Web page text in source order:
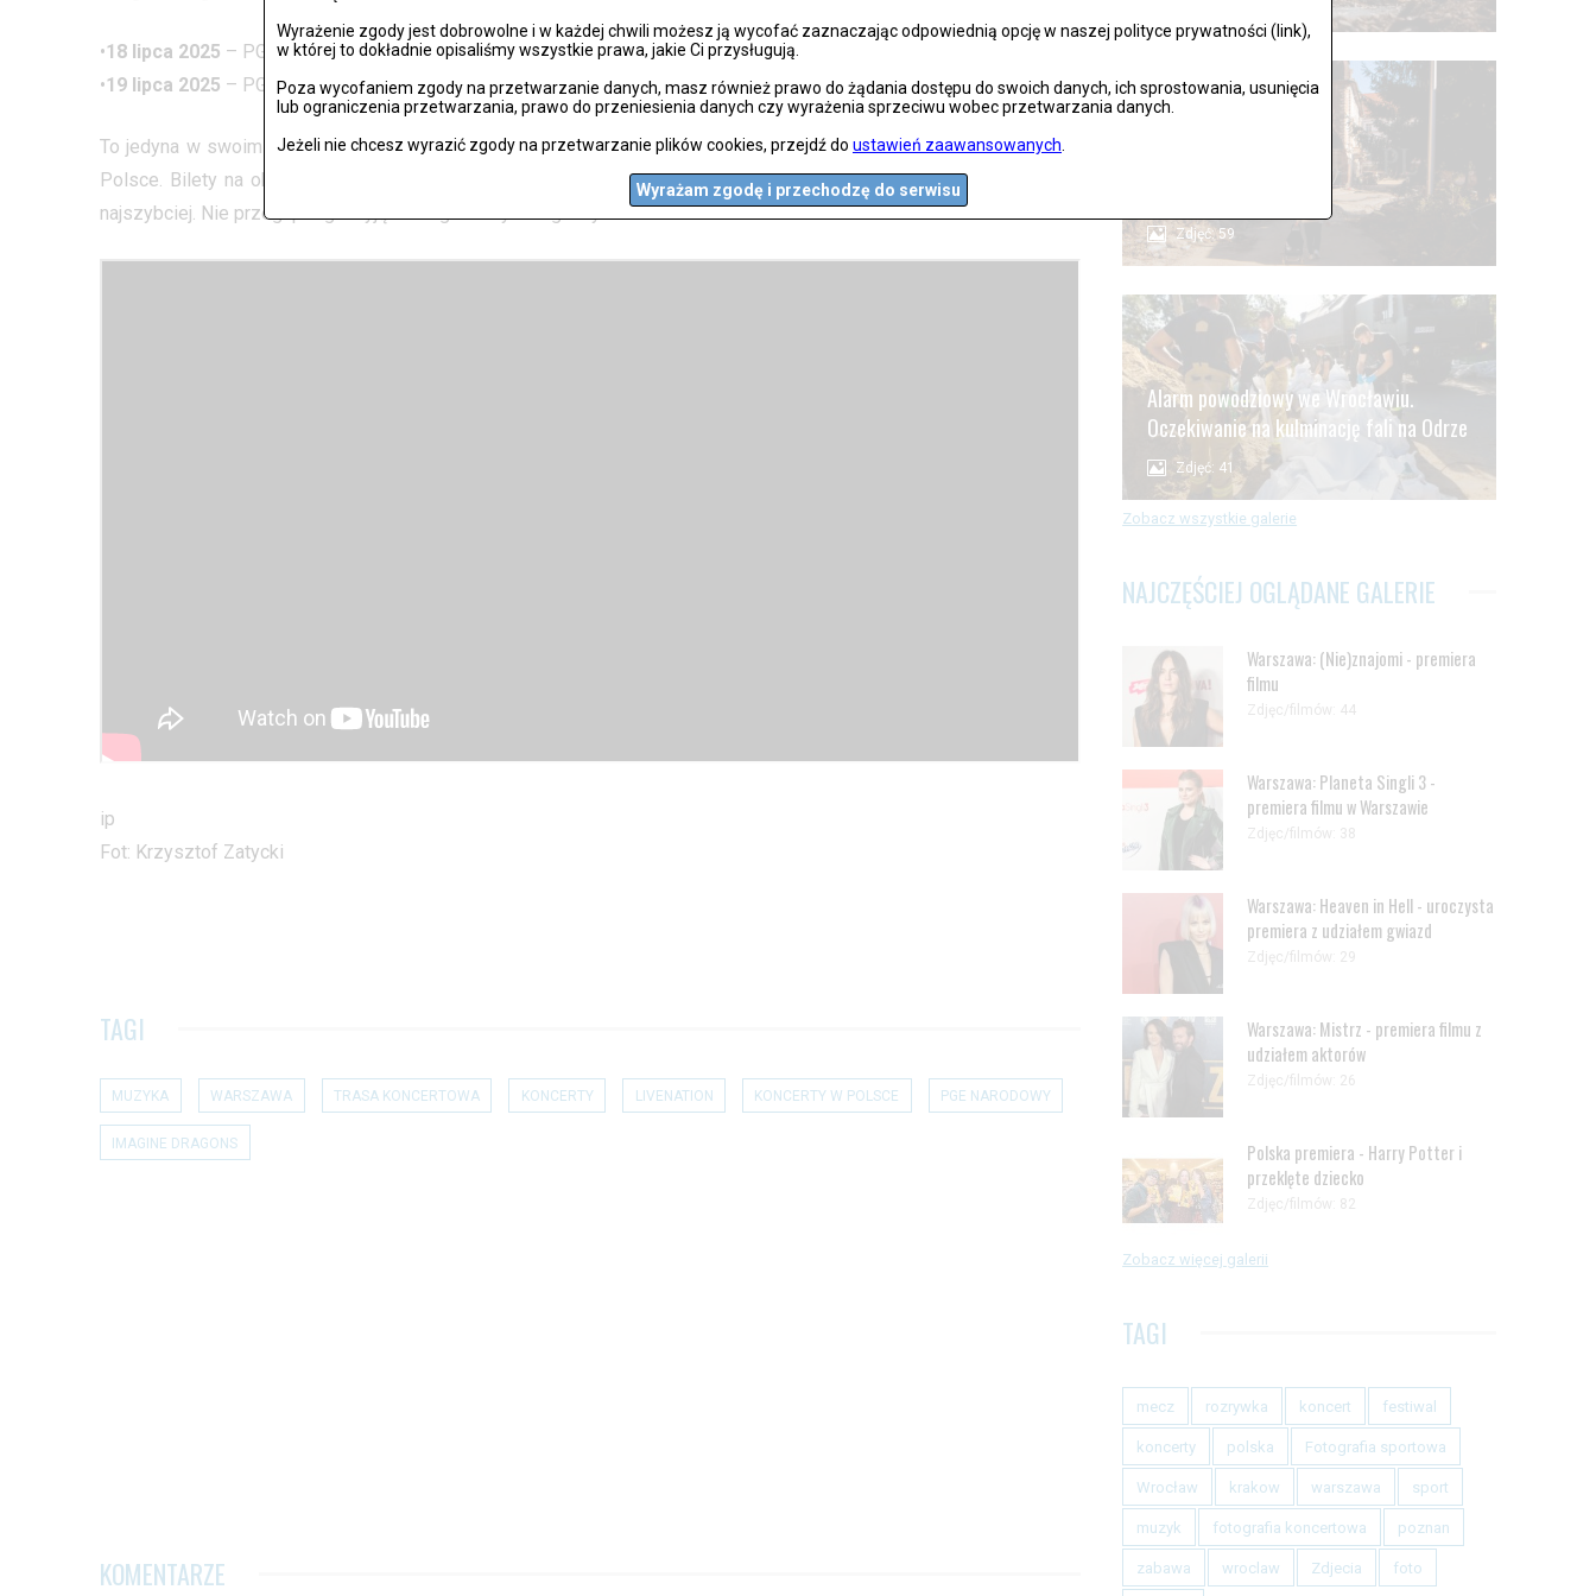
Wyrażenie zgody jest dobrowolne i w każdej chwili możesz ją wycofać zaznaczając odpowiednią opcję w naszej polityce prywatności (link),
w której to dokładnie opisaliśmy wszystkie prawa, jakie Ci przysługują.
Poza wycofaniem zgody na przetwarzanie danych, masz również prawo do żądania dostępu do swoich danych, ich sprostowania, usunięcia
lub ograniczenia przetwarzania, prawo do przeniesienia danych czy wyrażenia sprzeciwu wobec przetwarzania danych.
Jeżeli nie chcesz wyrazić zgody na przetwarzanie plików cookies, przejdź do ustawień zaawansowanych
Wyrażam zgodę i przechodzę do serwisu
•18 lipca 2025 – PGE Narodowy, Warszawa
•19 lipca 2025 – PGE Narodowy, Warszawa (dodatkowy koncert)
To jedyna w swoim rodzaju okazja, aby zobaczyć Imagine Dragons na żywo na jednym z największych stadionów w
Polsce. Bilety na oba koncerty są już dostępne, a ze względu na duże zainteresowanie warto zarezerwować je jak
najszybciej. Nie przegap tego wyjątkowego muzycznego wydarzenia!
ip
Fot: Krzysztof Zatycki
TAGI
MUZYKA WARSZAWA TRASA KONCERTOWA KONCERTY LIVENATION KONCERTY W POLSCE PGE NARODOWY
IMAGINE DRAGONS
KOMENTARZE
Zdjęć: 59
Alarm powodziowy we Wrocławiu.
Oczekiwanie na kulminację fali na Odrze
Zdjęć: 41
Zobacz wszystkie galerie
NAJCZĘŚCIEJ OGLĄDANE GALERIE
Warszawa: (Nie)znajomi - premiera
filmu
Zdjęc/filmów: 44
Warszawa: Planeta Singli 3 -
premiera filmu w Warszawie
Zdjęc/filmów: 38
Warszawa: Heaven in Hell - uroczysta
premiera z udziałem gwiazd
Zdjęc/filmów: 29
Warszawa: Mistrz - premiera filmu z
udziałem aktorów
Zdjęc/filmów: 26
Polska premiera - Harry Potter i
przeklęte dziecko
Zdjęc/filmów: 82
Zobacz więcej galerii
TAGI
mecz rozrywka koncert festiwal
koncerty polska Fotografia sportowa
Wrocław krakow warszawa sport
muzyk fotografia koncertowa poznan
zabawa wroclaw Zdjecia foto